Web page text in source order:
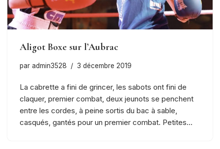
Aligot Boxe sur l’Aubrac
par admin3528 3 décembre 2019
La cabrette a fini de grincer, les sabots ont fini de
claquer, premier combat, deux jeunots se penchent
entre les cordes, à peine sortis du bac à sable,
casqués, gantés pour un premier combat. Petites…